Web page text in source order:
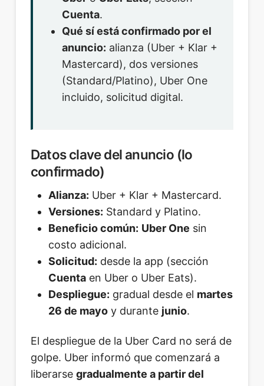
Cuenta.
Qué sí está confirmado por el
anuncio: alianza (Uber + Klar +
Mastercard), dos versiones
(Standard/Platino), Uber One
incluido, solicitud digital.
Datos clave del anuncio (lo
confirmado)
Alianza: Uber + Klar + Mastercard.
Versiones: Standard y Platino.
Beneficio común: Uber One sin
costo adicional.
Solicitud: desde la app (sección
Cuentaen Uber o Uber Eats).
Despliegue: gradual desde el martes
26 de mayoy durante junio.
El despliegue de la Uber Card no será de
golpe. Uber informó que comenzará a
liberarse gradualmente a partir del